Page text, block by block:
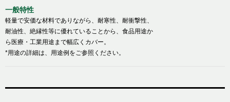
一般特性
軽量で安価な材料でありながら、耐寒性、耐衝撃性、
耐油性、絶縁性等に優れていることから、食品用途か
ら医療・工業用途まで幅広くカバー。
*用途の詳細は、用途例をご参照ください。